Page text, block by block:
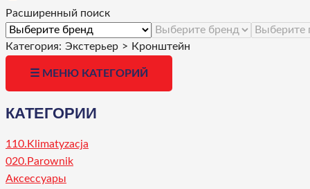
Расширенный поиск
Категория: Экстерьер > Кронштейн
☰ МЕНЮ КАТЕГОРИЙ
КАТЕГОРИИ
110.Klimatyzacja
020.Parownik
Аксессуары